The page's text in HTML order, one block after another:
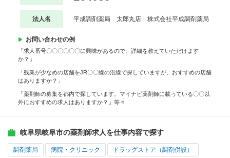
法人名 平成調剤薬局 太郎丸店 株式会社平成調剤薬局
お問い合わせの例
「求人番号〇〇〇〇〇〇に興味があるので、詳細を教えていただけます
か？」
「残業が少なめの店舗をJR〇〇線の沿線で探していますが、おすすめの店舗
はありますか？」
「薬剤師の募集を都内で探しています。マイナビ薬剤師に載っている〇〇以
外におすすめの求人はありますか？」等々
岐阜県岐阜市の薬剤師求人を仕事内容で探す
調剤薬局 病院・クリニック ドラッグストア（調剤併設）